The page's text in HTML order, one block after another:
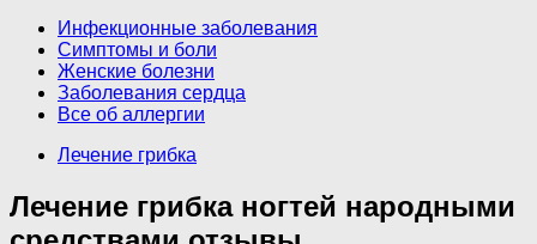
Инфекционные заболевания
Симптомы и боли
Женские болезни
Заболевания сердца
Все об аллергии
Лечение грибка
Лечение грибка ногтей народными